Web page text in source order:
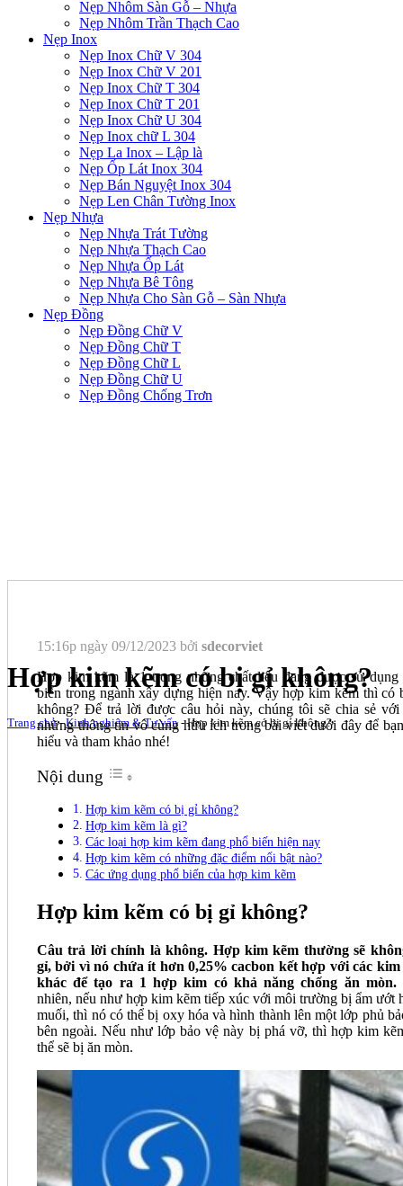
Nẹp Nhôm Sàn Gỗ – Nhựa
Nẹp Nhôm Trần Thạch Cao
Nẹp Inox
Nẹp Inox Chữ V 304
Nẹp Inox Chữ V 201
Nẹp Inox Chữ T 304
Nẹp Inox Chữ T 201
Nẹp Inox Chữ U 304
Nẹp Inox chữ L 304
Nẹp La Inox – Lập là
Nẹp Ốp Lát Inox 304
Nẹp Bán Nguyệt Inox 304
Nẹp Len Chân Tường Inox
Nẹp Nhựa
Nẹp Nhựa Trát Tường
Nẹp Nhựa Thạch Cao
Nẹp Nhựa Ốp Lát
Nẹp Nhựa Bê Tông
Nẹp Nhựa Cho Sàn Gỗ – Sàn Nhựa
Nẹp Đồng
Nẹp Đồng Chữ V
Nẹp Đồng Chữ T
Nẹp Đồng Chữ L
Nẹp Đồng Chữ U
Nẹp Đồng Chống Trơn
Hợp kim kẽm có bị gỉ không?
Trang chủ-Kinh nghiệm & Tư vấn-Hợp kim kẽm có bị gỉ không?
15:16p ngày 09/12/2023 bởi sdecorviet
Hợp kim kẽm là 1 trong những chất liệu đang được sử dụng
biến trong ngành xây dựng hiện nay. Vậy hợp kim kẽm thì có
không? Để trả lời được câu hỏi này, chúng tôi sẽ chia sẻ với
những thông tin vô cùng hữu ích trong bài viết dưới đây để
hiểu và tham khảo nhé!
Nội dung
Hợp kim kẽm có bị gỉ không?
Hợp kim kẽm là gì?
Các loại hợp kim kẽm đang phổ biến hiện nay
Hợp kim kẽm có những đặc điểm nổi bật nào?
Các ứng dụng phổ biến của hợp kim kẽm
Hợp kim kẽm có bị gỉ không?
Câu trả lời chính là không. Hợp kim kẽm thường sẽ
gỉ, bởi vì nó chứa ít hơn 0,25% cacbon kết hợp với các kim
khác để tạo ra 1 hợp kim có khả năng chống ăn mòn.
nhiên, nếu như hợp kim kẽm tiếp xúc với môi trường bị ẩm ướt
muối, thì nó có thể bị oxy hóa và hình thành lên một lớp phủ
bên ngoài. Nếu như lớp bảo vệ này bị phá vỡ, thì hợp kim
thể sẽ bị ăn mòn.